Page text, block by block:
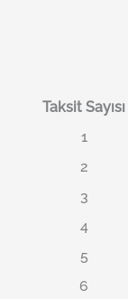
Taksit Sayısı
1
2
3
4
5
6